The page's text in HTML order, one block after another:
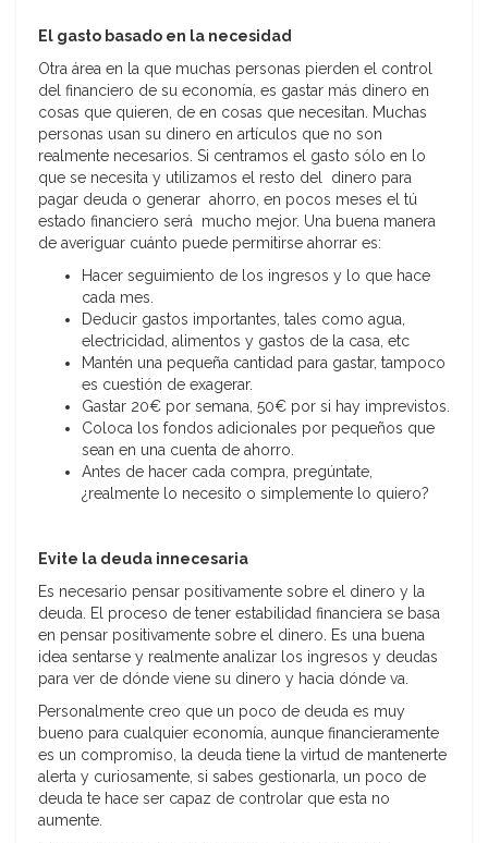
El gasto basado en la necesidad
Otra área en la que muchas personas pierden el control
del financiero de su economía, es gastar más dinero en
cosas que quieren, de en cosas que necesitan. Muchas
personas usan su dinero en artículos que no son
realmente necesarios. Si centramos el gasto sólo en lo
que se necesita y utilizamos el resto del dinero para
pagar deuda o generar ahorro, en pocos meses el tú
estado financiero será mucho mejor. Una buena manera
de averiguar cuánto puede permitirse ahorrar es:
Hacer seguimiento de los ingresos y lo que hace
cada mes.
Deducir gastos importantes, tales como agua,
electricidad, alimentos y gastos de la casa, etc
Mantén una pequeña cantidad para gastar, tampoco
es cuestión de exagerar.
Gastar 20€ por semana, 50€ por si hay imprevistos.
Coloca los fondos adicionales por pequeños que
sean en una cuenta de ahorro.
Antes de hacer cada compra, pregúntate,
¿realmente lo necesito o simplemente lo quiero?
Evite la deuda innecesaria
Es necesario pensar positivamente sobre el dinero y la
deuda. El proceso de tener estabilidad financiera se basa
en pensar positivamente sobre el dinero. Es una buena
idea sentarse y realmente analizar los ingresos y deudas
para ver de dónde viene su dinero y hacia dónde va.
Personalmente creo que un poco de deuda es muy
bueno para cualquier economía, aunque financieramente
es un compromiso, la deuda tiene la virtud de mantenerte
alerta y curiosamente, si sabes gestionarla, un poco de
deuda te hace ser capaz de controlar que esta no
aumente.